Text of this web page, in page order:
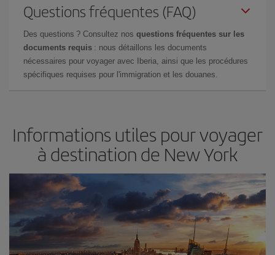
Questions fréquentes (FAQ)
Des questions ? Consultez nos questions fréquentes sur les
documents requis : nous détaillons les documents
nécessaires pour voyager avec Iberia, ainsi que les procédures
spécifiques requises pour l'immigration et les douanes.
Informations utiles pour voyager
à destination de New York